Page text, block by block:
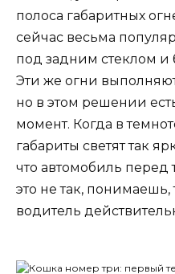
полоса габаритных
сейчас весьма
под задним стеклом
Эти же огни
но в этом решении
момент. Когда в
габариты светят так
что автомобиль перед
это не так, понимаешь,
водитель